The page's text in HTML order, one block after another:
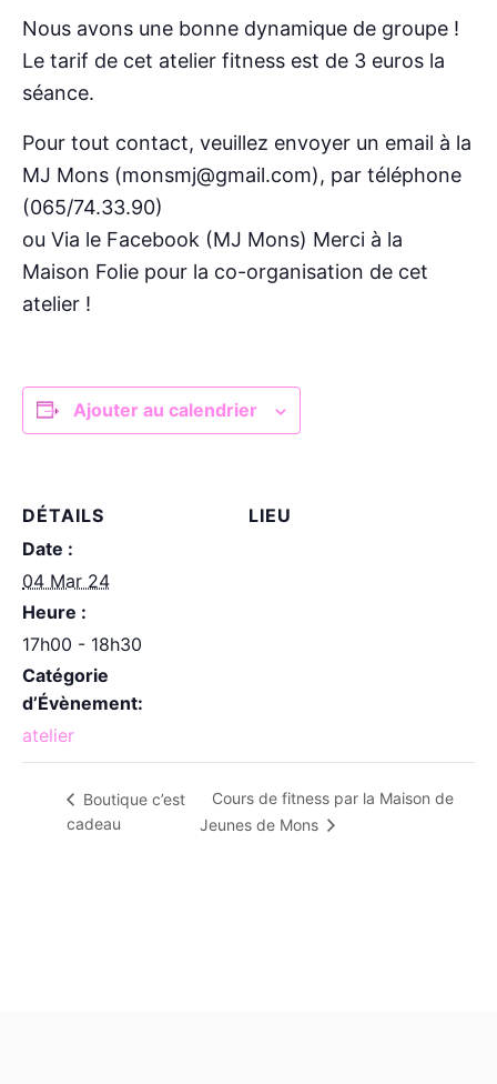
Nous avons une bonne dynamique de groupe !
Le tarif de cet atelier fitness est de 3 euros la
séance.
Pour tout contact, veuillez envoyer un email à la
MJ Mons (monsmj@gmail.com), par téléphone
(065/74.33.90)
ou Via le Facebook (MJ Mons) Merci à la
Maison Folie pour la co-organisation de cet
atelier !
Ajouter au calendrier
DÉTAILS
Date :
04 Mar 24
Heure :
17h00 - 18h30
Catégorie
d’Évènement:
atelier
LIEU
Boutique c’est
cadeau
Cours de fitness par la Maison de
Jeunes de Mons